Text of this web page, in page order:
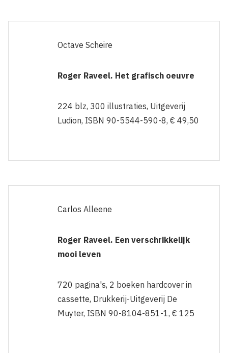
Octave Scheire
Roger Raveel. Het grafisch oeuvre
224 blz, 300 illustraties, Uitgeverij
Ludion, ISBN 90-5544-590-8, € 49,50
Carlos Alleene
Roger Raveel. Een verschrikkelijk
mooi leven
720 pagina's, 2 boeken hardcover in
cassette, Drukkerij-Uitgeverij De
Muyter, ISBN 90-8104-851-1, € 125